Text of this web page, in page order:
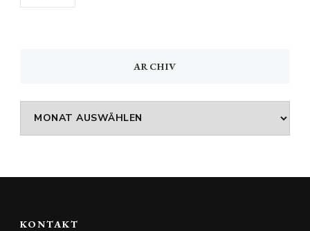
ARCHIV
Archiv
KONTAKT